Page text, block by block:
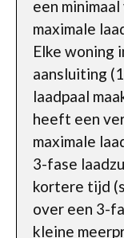
een
maximale
Elke woning
aansluiting
laadpaal
heeft een
maximale
3-fase
kortere tijd
over een 3-
kleine